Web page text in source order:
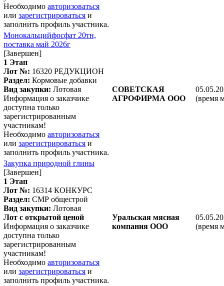
Необходимо авторизоваться
или зарегистрироваться и
заполнить профиль участника.
Монокальцийфосфат 20тн,
поставка май 2026г
[Завершен]
1 Этап
Лот №: 16320 РЕДУКЦИОН
Раздел: Кормовые добавки
Вид закупки: Лотовая
Информация о заказчике
доступна только
зарегистрированным
участникам!
Необходимо авторизоваться
или зарегистрироваться и
заполнить профиль участника.
СОВЕТСКАЯ
АГРОФИРМА ООО
(время
Закупка природной глины
[Завершен]
1 Этап
Лот №: 16314 КОНКУРС
Раздел: СМР общестрой
Вид закупки: Лотовая
Лот с открытой ценой
Информация о заказчике
доступна только
зарегистрированным
участникам!
Необходимо авторизоваться
или зарегистрироваться и
заполнить профиль участника.
Уральская мясная
компания ООО
(время